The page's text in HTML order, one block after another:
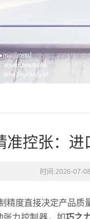
准控张：
时间:2026-
度直接决定产品质